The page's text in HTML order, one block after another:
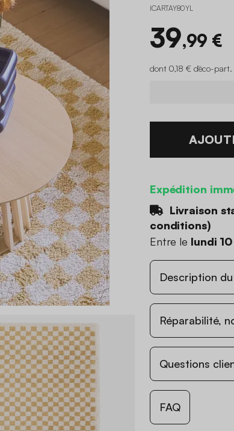
ICARTAY80YL
39,99 €
dont 0,18 € d'éco-part.
Expédition
Livraison
conditions)
Entre le lundi
Description
Réparabilité,
Questions
FAQ